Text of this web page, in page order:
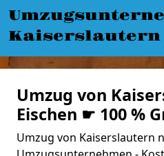
Kaiserslautern
Umzug von
Eischen ☛ 100 %
Umzug von Kaiserslautern